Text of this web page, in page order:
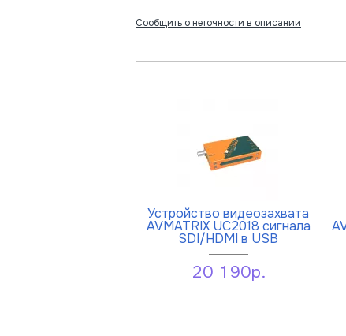
Сообщить о неточности в описании
Устройство видеозахвата
AVMATRIX UC2018 сигнала
SDI/HDMI в USB
20 190р.